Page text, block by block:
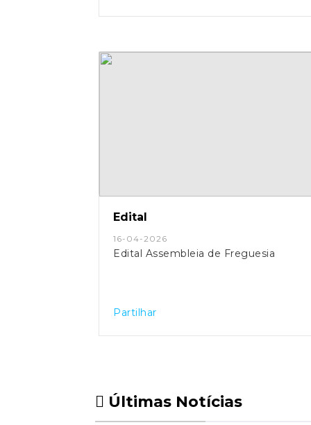
Edital
16-04-2026
Edital Assembleia de Freguesia
Partilhar
Últimas Notícias